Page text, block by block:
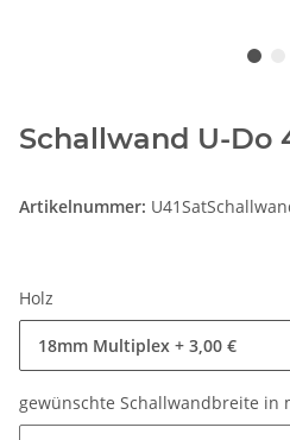
Schallwand U-Do
Artikelnummer:
Holz
18mm Multiplex + 3,00 €
gewünschte Schallwandbreite in